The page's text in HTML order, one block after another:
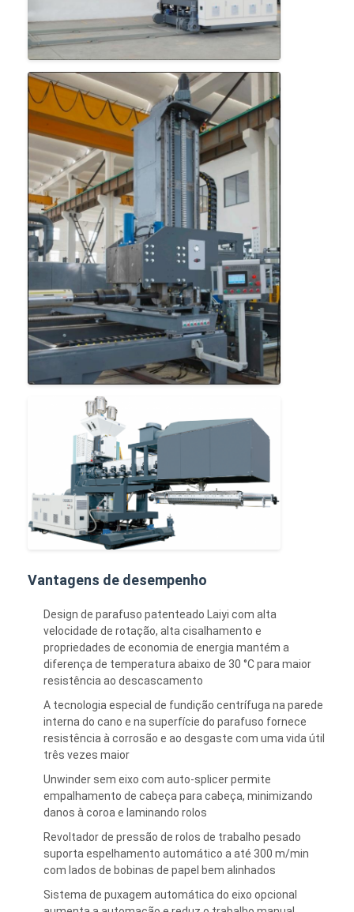
Vantagens de desempenho
Design de parafuso patenteado Laiyi com alta
velocidade de rotação, alta cisalhamento e
propriedades de economia de energia mantém a
diferença de temperatura abaixo de 30 °C para maior
resistência ao descascamento
A tecnologia especial de fundição centrífuga na parede
interna do cano e na superfície do parafuso fornece
resistência à corrosão e ao desgaste com uma vida útil
três vezes maior
Unwinder sem eixo com auto-splicer permite
empalhamento de cabeça para cabeça, minimizando
danos à coroa e laminando rolos
Revoltador de pressão de rolos de trabalho pesado
suporta espelhamento automático a até 300 m/min
com lados de bobinas de papel bem alinhados
Sistema de puxagem automática do eixo opcional